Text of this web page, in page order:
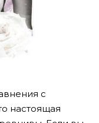
с
настоящая